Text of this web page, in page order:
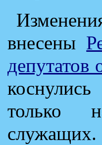
внесены
только
служащих.